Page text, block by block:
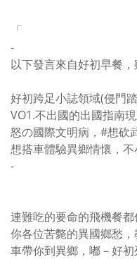
「
-
以下發言來自好初早餐
好初跨足小誌領域(侵門
VO1.不出國的出國指南
怒の國際文明病，#想砍
想搭車體驗異鄉情懷，不
-
連難吃的要命的飛機餐
你各位苦斃的異國鄉愁
車帶你到異鄉，嘟－好初